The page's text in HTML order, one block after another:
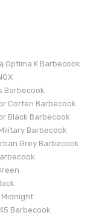
Optima K Barbecook
Barbecook
Corten Barbecook
Black Barbecook
Barbecook
Grey Barbecook
Midnight
Barbecook